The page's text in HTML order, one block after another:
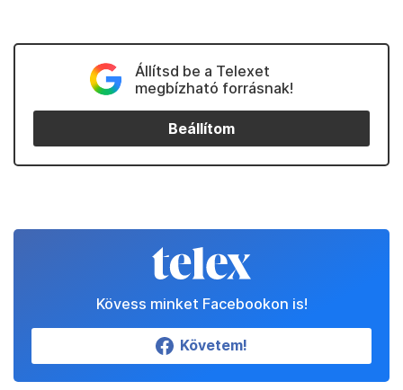
Állítsd be a Telexet
megbízható forrásnak!
Beállítom
Kövess minket Facebookon is!
Követem!